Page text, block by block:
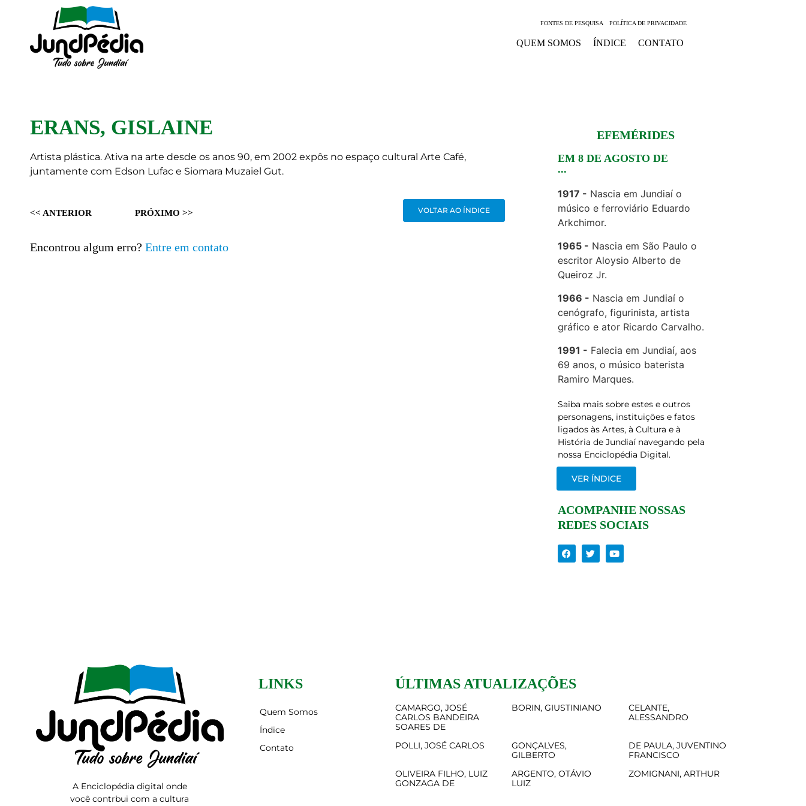
FONTES DE PESQUISA POLÍTICA DE PRIVACIDADE
QUEM SOMOS ÍNDICE CONTATO
ERANS, GISLAINE
Artista plástica. Ativa na arte desde os anos 90, em 2002 expôs no espaço cultural Arte Café,
juntamente com Edson Lufac e Siomara Muzaiel Gut.
<< ANTERIOR PRÓXIMO >> VOLTAR AO ÍNDICE
Encontrou algum erro? Entre em contato
EFEMÉRIDES
EM 8 DE AGOSTO DE
...
1917
Nascia em Jundiaí o
músico e ferroviário Eduardo
Arkchimor.
1965
Nascia em São Paulo o
escritor Aloysio Alberto de
Queiroz Jr.
1966
Nascia em Jundiaí o
cenógrafo, figurinista, artista
gráfico e ator Ricardo Carvalho.
1991
Falecia em Jundiaí, aos
69 anos, o músico baterista
Ramiro Marques.
Saiba mais sobre estes e outros
personagens, instituições e fatos
ligados às Artes, à Cultura e à
História de Jundiaí navegando pela
nossa Enciclopédia Digital.
VER ÍNDICE
ACOMPANHE NOSSAS
REDES SOCIAIS
A Enciclopédia digital onde
você contrbui com a cultura
LINKS
Quem Somos
Índice
Contato
ÚLTIMAS ATUALIZAÇÕES
CAMARGO, JOSÉ
CARLOS BANDEIRA
SOARES DE
BORIN, GIUSTINIANO
CELANTE,
ALESSANDRO
POLLI, JOSÉ CARLOS
GONÇALVES,
GILBERTO
DE PAULA, JUVENTINO
FRANCISCO
OLIVEIRA FILHO, LUIZ
GONZAGA DE
ARGENTO, OTÁVIO
LUIZ
ZOMIGNANI, ARTHUR